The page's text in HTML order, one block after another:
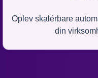
Oplev skalérbare
din